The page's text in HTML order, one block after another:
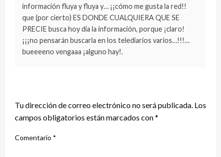
información fluya y fluya y… ¡¡cómo me gusta la red!!
que (por cierto) ES DONDE CUALQUIERA QUE SE
PRECIE busca hoy día la información, porque ¡claro!
¡¡¡no pensarán buscarla en los telediarios varios…!!!…
bueeeeno vengaaa ¡alguno hay!.
Tu dirección de correo electrónico no será publicada. Los
campos obligatorios están marcados con*
Comentario *